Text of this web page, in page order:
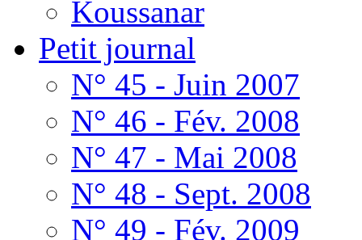
Koussanar
Petit journal
N° 45 - Juin 2007
N° 46 - Fév. 2008
N° 47 - Mai 2008
N° 48 - Sept. 2008
N° 49 - Fév. 2009